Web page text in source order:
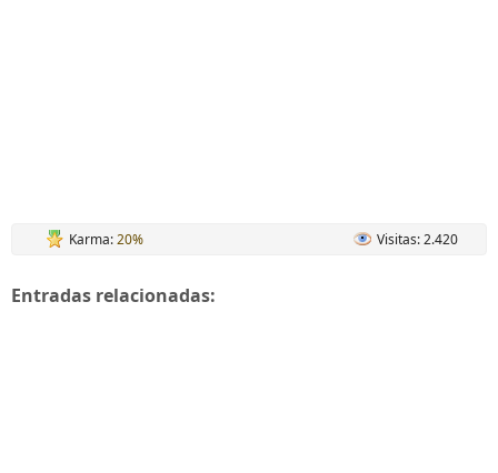
Karma:20% Visitas: 2.420
Entradas relacionadas: